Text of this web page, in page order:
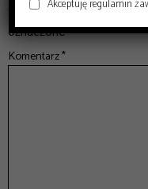
Twój adres email nie
oznaczone*
Komentarz*
Akceptuję regulamin